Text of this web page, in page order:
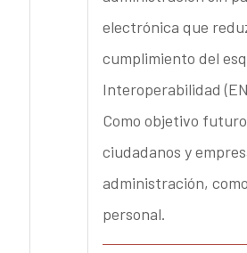
electrónica que
cumplimiento del
Interoperabilidad
Como objetivo
ciudadanos y
administración,
personal.